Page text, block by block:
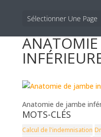
Sélectionner Une Page
ANATOMIE
Anatomie de jambe
MOTS-CLÉS
Calcul de l'indemnisation